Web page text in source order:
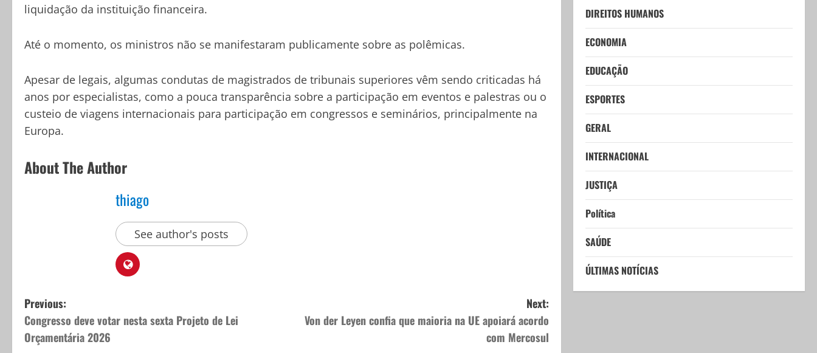
liquidação da instituição financeira.
Até o momento, os ministros não se manifestaram publicamente sobre as polêmicas.
Apesar de legais, algumas condutas de magistrados de tribunais superiores vêm sendo criticadas há
anos por especialistas, como a pouca transparência sobre a participação em eventos e palestras ou o
custeio de viagens internacionais para participação em congressos e seminários, principalmente na
Europa.
About The Author
thiago
See author's posts
P
o
Previous:
Congresso deve votar nesta sexta Projeto de Lei
Orçamentária 2026
Next:
Von der Leyen confia que maioria na UE apoiará acordo
com Mercosul
DIREITOS HUMANOS
ECONOMIA
EDUCAÇÃO
ESPORTES
GERAL
INTERNACIONAL
JUSTIÇA
Política
SAÚDE
ÚLTIMAS NOTÍCIAS